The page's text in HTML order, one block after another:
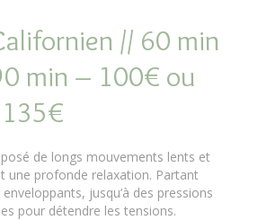
// 60 min
min – 100€ ou
de longs mouvements lents et
une profonde relaxation. Partant
jusqu’à des pressions
pour détendre les tensions.